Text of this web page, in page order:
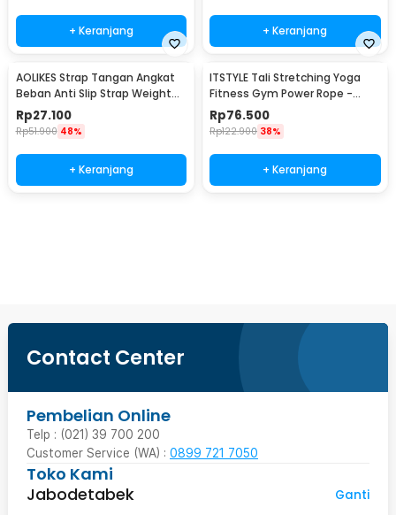
+ Keranjang + Keranjang
AOLIKES Strap Tangan Angkat
Beban Anti Slip Strap Weight
Lifting 2 PCS - 7635
Rp27.100
Rp51.900 48%
+ Keranjang
ITSTYLE Tali Stretching Yoga
Fitness Gym Power Rope -
P3PRO
Rp76.500
Rp122.900 38%
+ Keranjang
Contact Center
Pembelian Online
Telp : (021) 39 700 200
Customer Service (WA) : 0899 721 7050
Toko Kami
Jabodetabek
Ganti